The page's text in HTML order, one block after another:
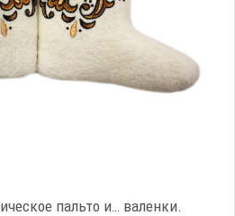
пальто и… валенки.